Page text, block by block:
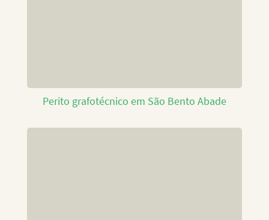
Perito grafotécnico em São Bento Abade